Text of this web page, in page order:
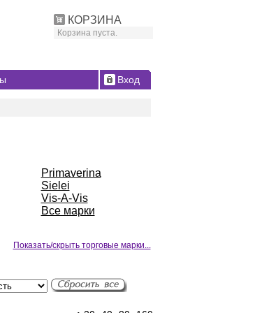
КОРЗИНА
Корзина пуста.
Вход
Primaverina
Sielei
Vis-A-Vis
Все марки
Показать/скрыть торговые марки...